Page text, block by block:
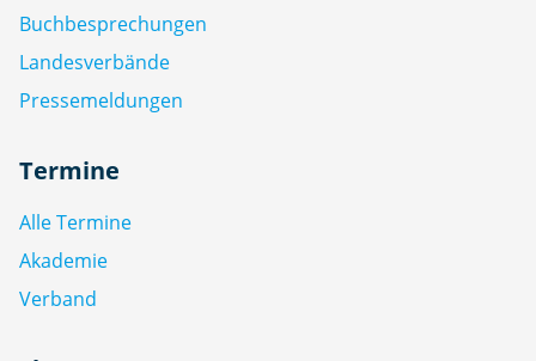
Buchbesprechungen
Landesverbände
Pressemeldungen
Termine
Alle Termine
Akademie
Verband